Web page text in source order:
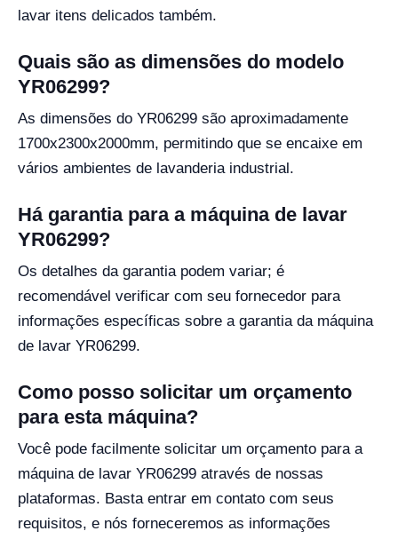
lavar itens delicados também.
Quais são as dimensões do modelo
YR06299?
As dimensões do YR06299 são aproximadamente
1700x2300x2000mm, permitindo que se encaixe em
vários ambientes de lavanderia industrial.
Há garantia para a máquina de lavar
YR06299?
Os detalhes da garantia podem variar; é
recomendável verificar com seu fornecedor para
informações específicas sobre a garantia da máquina
de lavar YR06299.
Como posso solicitar um orçamento
para esta máquina?
Você pode facilmente solicitar um orçamento para a
máquina de lavar YR06299 através de nossas
plataformas. Basta entrar em contato com seus
requisitos, e nós forneceremos as informações